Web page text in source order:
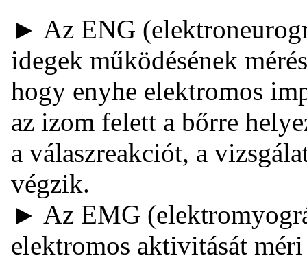
► Az ENG
idegek működésének
hogy enyhe elektromos
az izom felett a bőrre
a válaszreakciót, a
végzik.
► Az EMG
elektromos aktivitását